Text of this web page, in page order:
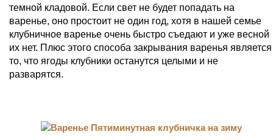
темной кладовой. Если свет не будет попадать на
варенье, оно простоит не один год, хотя в нашей семье
клубничное варенье очень быстро съедают и уже весной
их нет. Плюс этого способа закрывания варенья является
то, что ягоды клубники останутся целыми и не
разварятся.